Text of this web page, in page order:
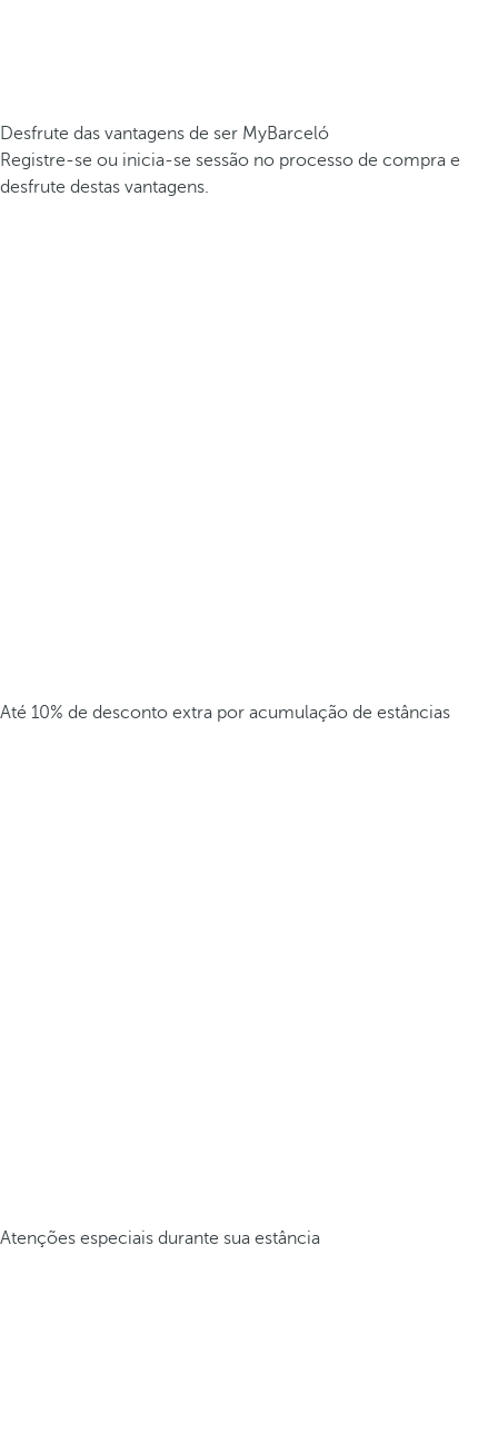
Desfrute das vantagens de ser MyBarceló
Registre-se ou inicia-se sessão no processo de compra e
desfrute destas vantagens.
Até 10% de desconto extra por acumulação de estâncias
Atenções especiais durante sua estância